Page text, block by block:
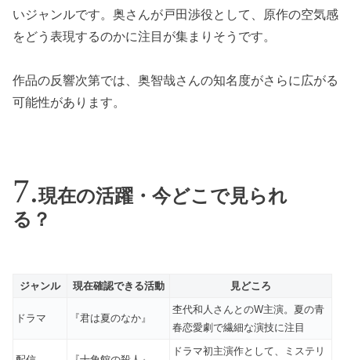
いジャンルです。奥さんが戸田渉役として、原作の空気感
をどう表現するのかに注目が集まりそうです。
作品の反響次第では、奥智哉さんの知名度がさらに広がる
可能性があります。
現在の活躍・今どこで見られ
る？
ジャンル 現在確認できる活動 見どころ
ドラマ 『君は夏のなか』
杢代和人さんとのW主演。夏の青
春恋愛劇で繊細な演技に注目
ドラマ初主演作として、ミステリ